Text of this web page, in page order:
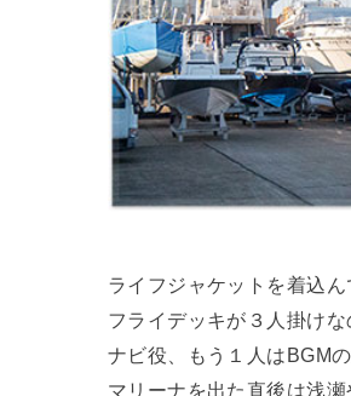
ライフジャケットを着込ん
フライデッキが３人掛け
ナビ役、もう１人はBGM
マリーナを出た直後は浅